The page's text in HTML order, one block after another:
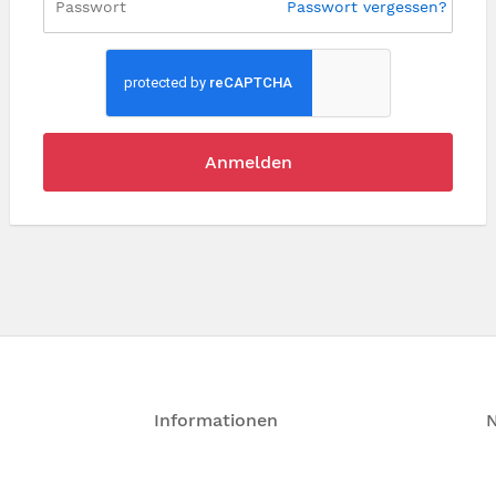
Passwort vergessen?
Anmelden
Informationen